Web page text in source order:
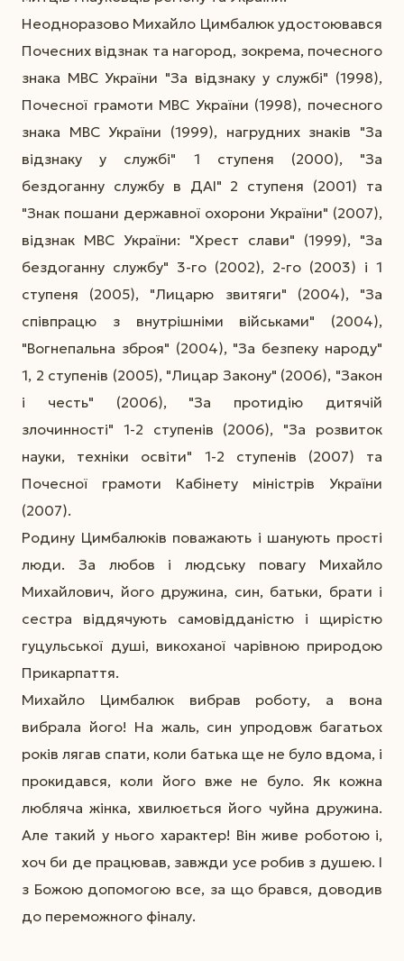
Неодноразово Михайло Цимбалюк удостоювався
Почесних відзнак та нагород, зокрема, почесного
знака МВС України "За відзнаку у службі" (1998),
Почесної грамоти МВС України (1998), почесного
знака МВС України (1999), нагрудних знаків "За
відзнаку у службі" 1 ступеня (2000), "За
бездоганну службу в ДАІ" 2 ступеня (2001) та
"Знак пошани державної охорони України" (2007),
відзнак МВС України: "Хрест слави" (1999), "За
бездоганну службу" 3-го (2002), 2-го (2003) і 1
ступеня (2005), "Лицарю звитяги" (2004), "За
співпрацю з внутрішніми військами" (2004),
"Вогнепальна зброя" (2004), "За безпеку народу"
1, 2 ступенів (2005), "Лицар Закону" (2006), "Закон
і честь" (2006), "За протидію дитячій
злочинності" 1-2 ступенів (2006), "За розвиток
науки, техніки освіти" 1-2 ступенів (2007) та
Почесної грамоти Кабінету міністрів України
(2007).
Родину Цимбалюків поважають і шанують прості
люди. За любов і людську повагу Михайло
Михайлович, його дружина, син, батьки, брати і
сестра віддячують самовідданістю і щирістю
гуцульської душі, викоханої чарівною природою
Прикарпаття.
Михайло Цимбалюк вибрав роботу, а вона
вибрала його! На жаль, син упродовж багатьох
років лягав спати, коли батька ще не було вдома, і
прокидався, коли його вже не було. Як кожна
любляча жінка, хвилюється його чуйна дружина.
Але такий у нього характер! Він живе роботою і,
хоч би де працював, завжди усе робив з душею. І
з Божою допомогою все, за що брався, доводив
до переможного фіналу.